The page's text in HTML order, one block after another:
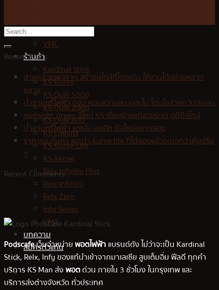
Jues
VMC
ร้านค้า
Kardinal Stick
KS Kurve
KS Quik 5000
KS Quik 2000
KS Quik 800
KS Lumina
KS Kurve Lite
KS Xense
Relx Infinity Plus
Relx Infinity
Relx Zero
Infy Series
VMC
บทความ
สมัครตัวแทน
Recent Posts
สายคล้องพอต ks สร้างสไตล์ที่โดดเด่น ใช้งานได้อย่างหลาก
หลาย
น้ำยาบุหรี่ไฟฟ้า องุ่น หอมหวานละมุนละไม โดนใจสายควันทุกคน
midnight green สีใหม่ KS เรียบง่ายแต่สวยงาม ดูดีมีสไตล์
น้ำยาบุหรี่ไฟฟ้า แตงโม สุดฮิต มือใหม่อยากลอง
ราคาและคุ้มค่า แนะนำ kurve lite ที่ได้ลองแล้วจะบอกว่าคุ้มจริง
ๆ
Recent Comments
Podscafeเว็บจำหน่ายพอตไฟฟ้า แบรนด์ดัง ไม่ว่าจะเป็น Kardinal
Stick, Relx, Infy ของแท้นำเข้าจากมาเลเซีย สูบเต็มอิ่ม ฟีลดี ทุกคำ
บริการ KS Man ส่งพอตด่วน ภายใน 3 ชั่วโมง ในกรุงเทพ และ
บริการส่งต่างจังหวัด ทั่วประเทศ